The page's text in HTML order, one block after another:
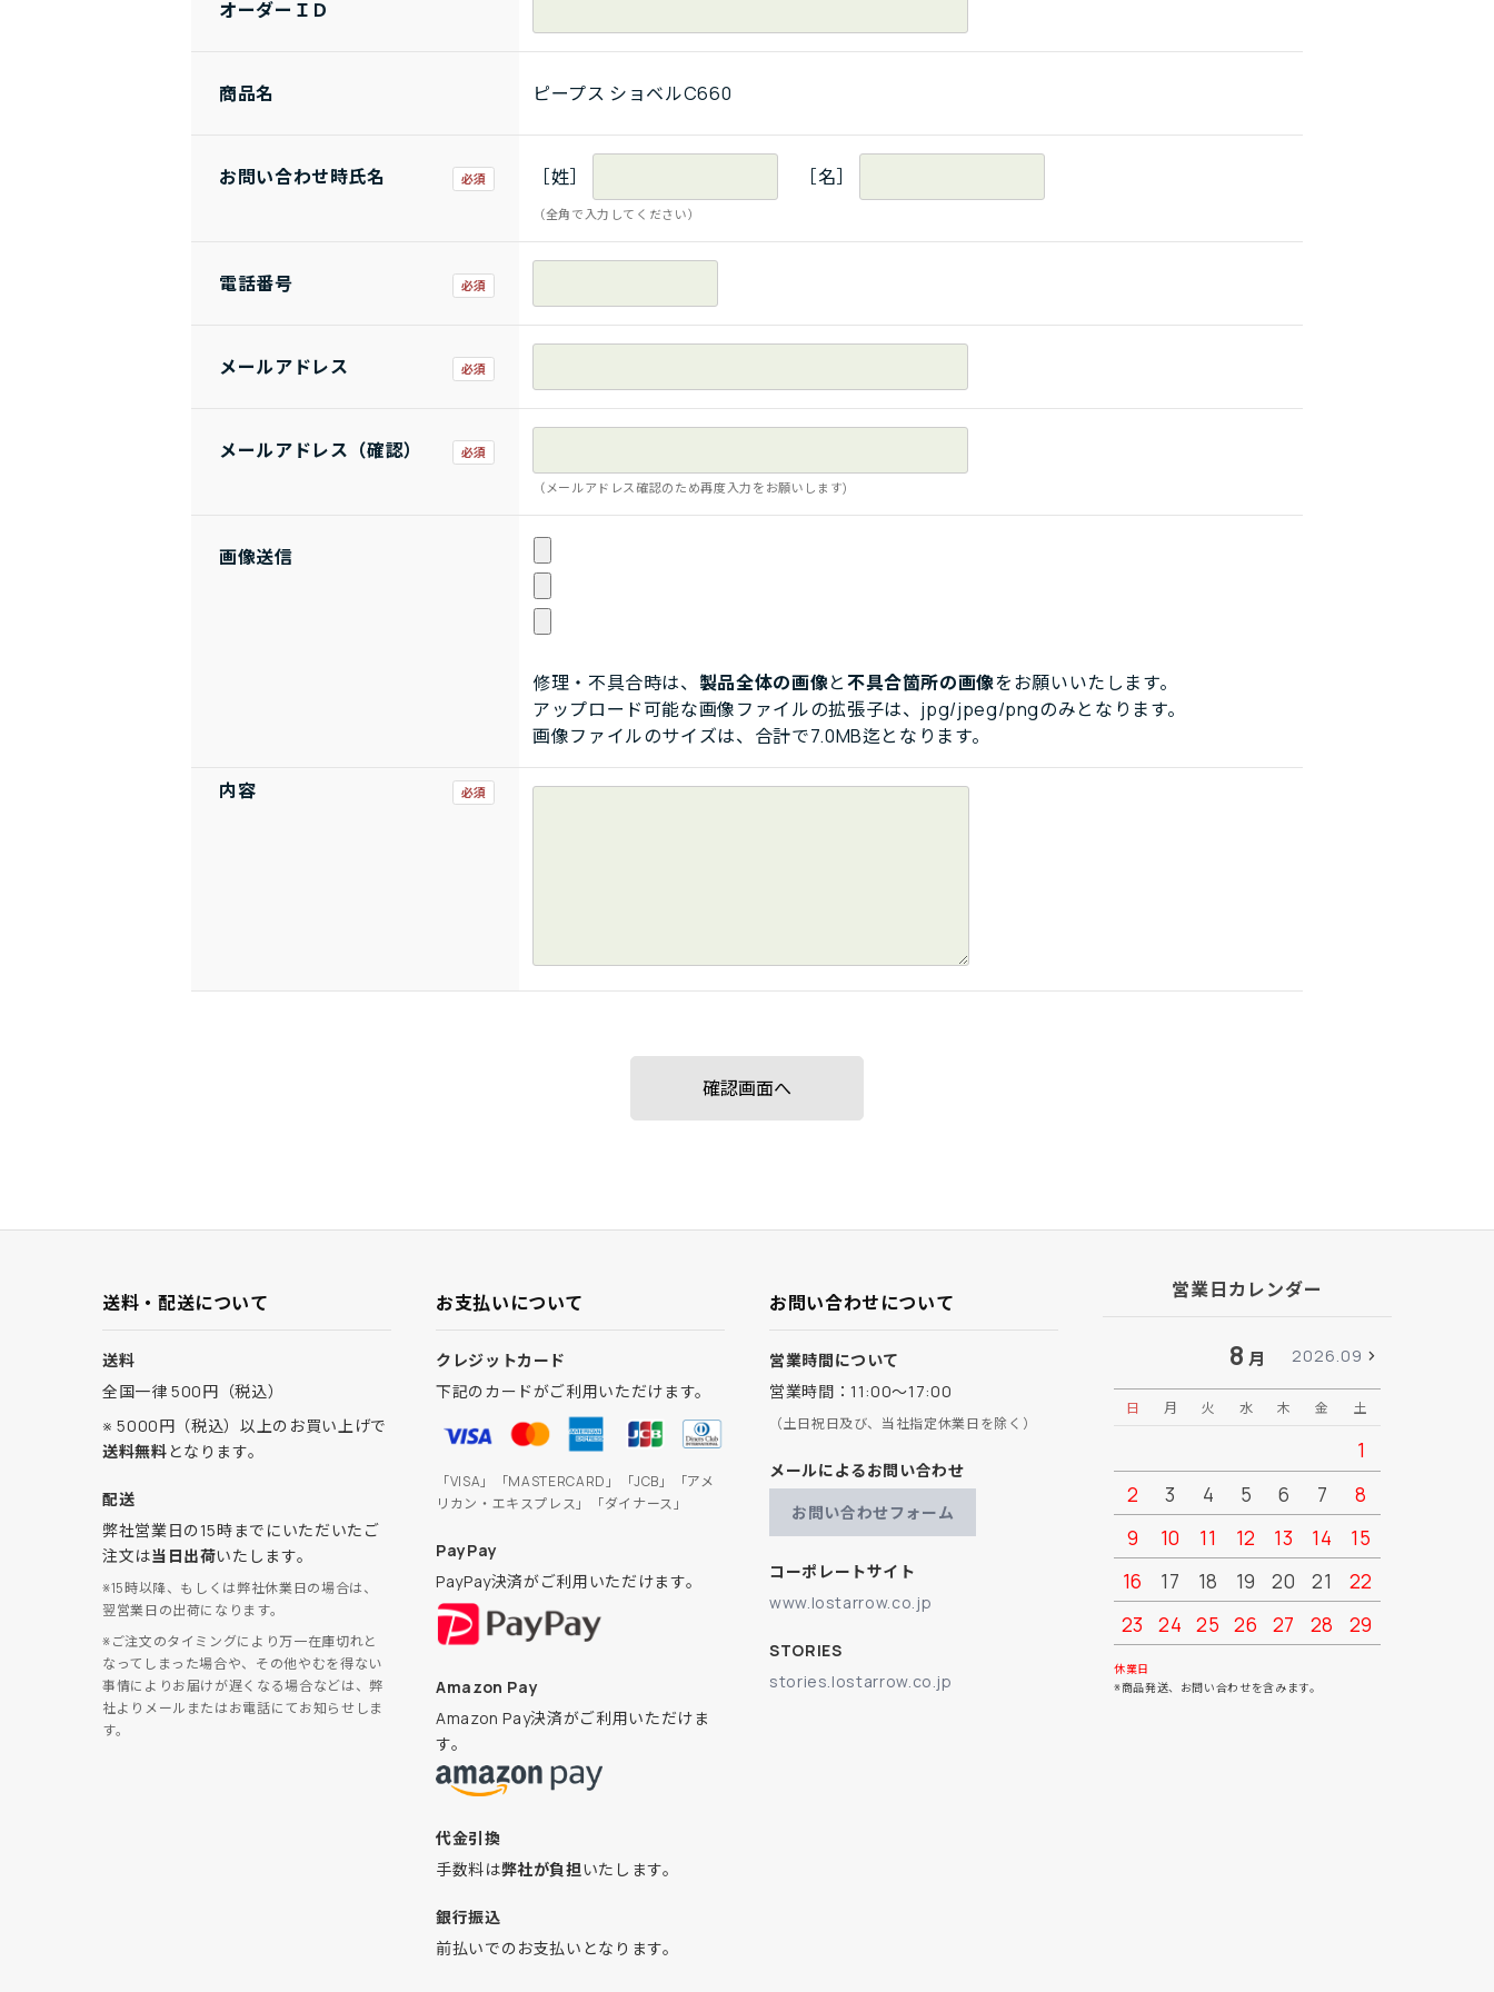
オーダーＩＤ
商品名 ピープス ショベルC660
お問い合わせ時氏名 ［姓］ ［名］
（全角で入力してください）
電話番号
メールアドレス
メールアドレス（確認）
（メールアドレス確認のため再度入力をお願いします)
画像送信
修理・不具合時は、 製品全体の画像と不具合箇所の画像をお願いいたします。
アップロード可能な画像ファイルの拡張子は、jpg/jpeg/pngのみとなります。
画像ファイルのサイズは、合計で7.0MB迄となります。
内容
送料・配送について
送料
全国一律 500円（税込）
※ 5000円（税込）以上のお買い上げで
送料無料となります。
配送
弊社営業日の15時までにいただいたご
注文は当日出荷いたします。
※15時以降、もしくは弊社休業日の場合は、
翌営業日の出荷になります。
※ご注文のタイミングにより万一在庫切れと
なってしまった場合や、その他やむを得ない
事情によりお届けが遅くなる場合などは、弊
社よりメールまたはお電話にてお知らせしま
す。
お支払いについて
クレジットカード
下記のカードがご利用いただけます。
「VISA」「MASTERCARD」「JCB」「アメ
リカン・エキスプレス」「ダイナース」
PayPay
PayPay決済がご利用いただけます。
Amazon Pay
Amazon Pay決済がご利用いただけま
す。
代金引換
手数料は弊社が負担いたします。
銀行振込
前払いでのお支払いとなります。
お問い合わせについて
営業時間について
営業時間：11:00～17:00
（土日祝日及び、当社指定休業日を除く）
メールによるお問い合わせ
お問い合わせフォーム
コーポレートサイト
www.lostarrow.co.jp
STORIES
stories.lostarrow.co.jp
営業日カレンダー
8 月 2026.09
日 月 火 水 木 金 土
1
2
3 4 5 6 7
8
9
10 11 12 13 14
15
16
17 18 19 20 21
22
23
24 25 26 27 28
29
30
休業日
※商品発送、お問い合わせを含みます。